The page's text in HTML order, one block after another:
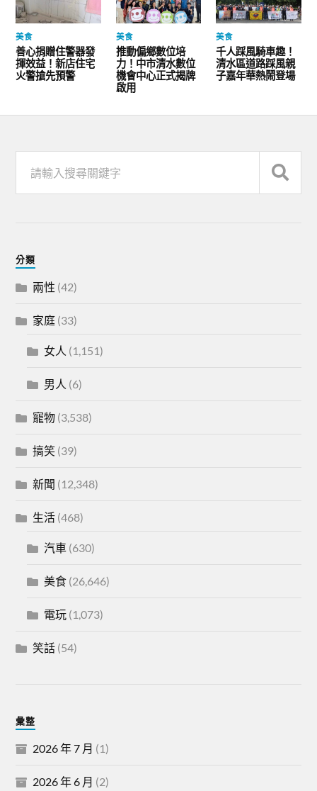
美食
善心捐贈住警器發
揮效益！新店住宅
火警搶先預警
美食
推動偏鄉數位培
力！中市清水數位
機會中心正式揭牌
啟用
美食
千人踩風騎車趣！
清水區道路踩風親
子嘉年華熱鬧登場
分類
兩性 (42)
家庭 (33)
女人 (1,151)
男人 (6)
寵物 (3,538)
搞笑 (39)
新聞 (12,348)
生活 (468)
汽車 (630)
美食 (26,646)
電玩 (1,073)
笑話 (54)
彙整
2026 年 7 月 (1)
2026 年 6 月 (2)